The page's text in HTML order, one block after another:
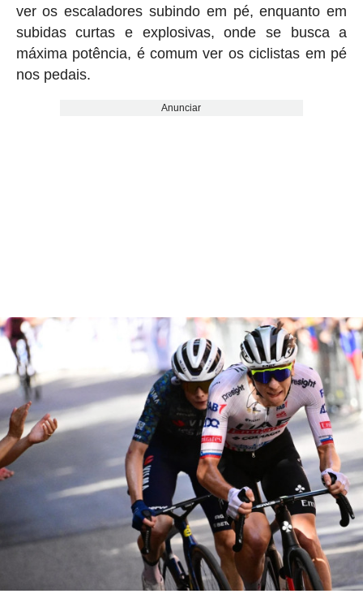
ver os escaladores subindo em pé, enquanto em
subidas curtas e explosivas, onde se busca a
máxima potência, é comum ver os ciclistas em pé
nos pedais.
Anunciar